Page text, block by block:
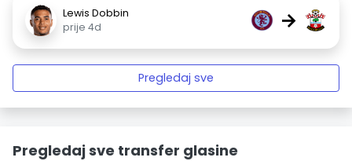
Lewis Dobbin
prije 4d
→
Pregledaj sve
Pregledaj sve transfer glasine